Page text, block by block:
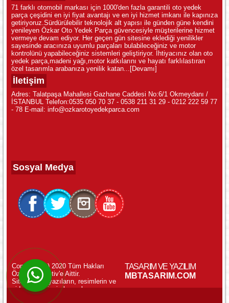
WhatsApp ile Online Destek!
71 farklı otomobil markası için 1000'den fazla garantili oto yedek
parça çeşidini en iyi fiyat avantajı ve en iyi hizmet imkanı ile kapınıza
getiriyoruz.Sürdürülebilir teknolojik alt yapısı ile günden güne kendini
yenileyen Özkar Oto Yedek Parça güvencesiyle müşterilerine hizmet
vermeye devam ediyor. Her geçen gün sitesine eklediği yenilikler
sayesinde aracınıza uyumlu parçaları bulabileceğiniz ve motor
kontrolünü yapabileceğiniz sistemleri geliştiriyor. İhtiyacınız olan oto
yedek parça,madeni yağı,motor katkılarını ve hayatı farklılastıran
özel tasarımla arabanıza yenilik katan... [Devamı]
İletişim
Adres: Talatpaşa Mahallesi Gazhane Caddesi No:6/1 Okmeydanı /
İSTANBUL Telefon:0535 050 70 37 - 0538 211 31 29 - 0212 222 59 77
- 78 E-mail: info@ozkarotoyedekparca.com
Sosyal Medya
Copyright (c) 2020 Tüm Hakları
Özkar Otomotiv'e Aittir.
Sitemizdeki yazıların, resimlerin ve
videoların izinsiz kopyalanması
yasaktır.
TASARIM VE YAZILIM
MBTASARIM.COM